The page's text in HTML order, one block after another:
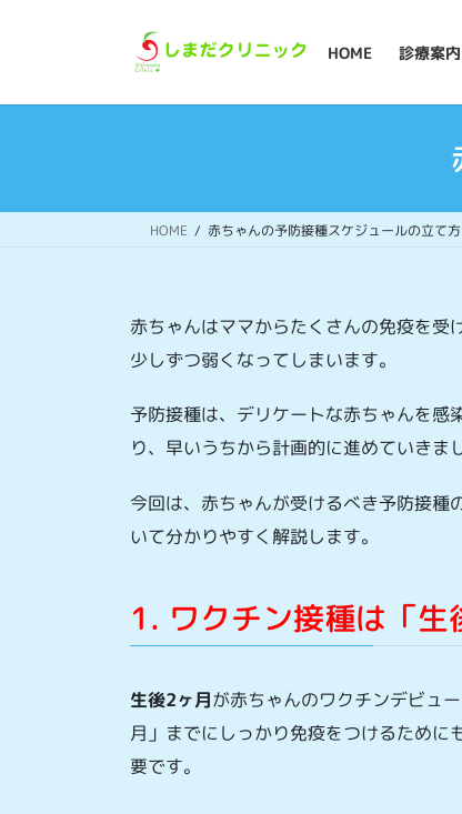
HOME 診療案内
HOME 赤ちゃんの予防接種スケジュールの立て方
赤ちゃんはママからたくさんの免疫を受
少しずつ弱くなってしまいます。
予防接種は、デリケートな赤ちゃんを感
り、早いうちから計画的に進めていきま
今回は、赤ちゃんが受けるべき予防接種
いて分かりやすく解説します。
1. ワクチン接種は「生
生後2ヶ月が赤ちゃんのワクチンデビュ
月」までにしっかり免疫をつけるため
要です。